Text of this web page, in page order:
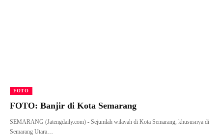
FOTO
FOTO: Banjir di Kota Semarang
SEMARANG (Jatengdaily.com) - Sejumlah wilayah di Kota Semarang, khususnya di
Semarang Utara…